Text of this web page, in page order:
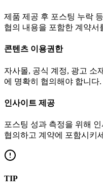
제품 제공 후 포스팅 누락
협의 내용을 포함한 계약서
콘텐츠 이용권한
자사몰, 공식 계정, 광고 소
에 명확히 협의해야 합니다.
인사이트 제공
포스팅 성과 측정을 위해
협의하고 계약에 포함시키
TIP